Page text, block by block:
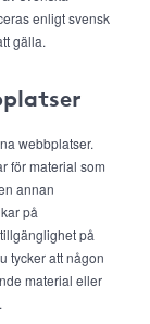
enligt svensk
gälla.
webbplatser.
för material som
annan
på
på
tycker att någon
material eller